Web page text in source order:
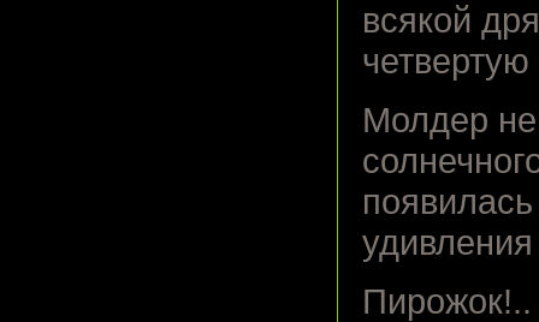
всякой
четвертую
Молдер